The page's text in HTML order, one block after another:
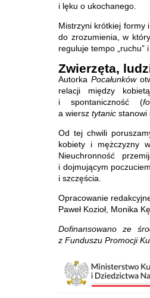
i lęku o ukochanego.
Mistrzyni krótkiej formy
do zrozumienia, w
reguluje tempo „ruchu”
Zwierzęta,
Autorka Pocałunków
relacji między
i spontaniczność (
a wiersz tytanic stanowi
Od tej chwili
kobiety i mężczyzny
Nieuchronność
i dojmującym
i szczęścia.
Opracowanie
Paweł Kozioł, Monika
Dofinansowano ze
z Funduszu Promocji